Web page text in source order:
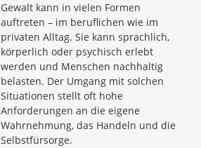
Gewalt kann in vielen Formen
auftreten – im beruflichen wie im
privaten Alltag. Sie kann sprachlich,
körperlich oder psychisch erlebt
werden und Menschen nachhaltig
belasten. Der Umgang mit solchen
Situationen stellt oft hohe
Anforderungen an die eigene
Wahrnehmung, das Handeln und die
Selbstfürsorge.